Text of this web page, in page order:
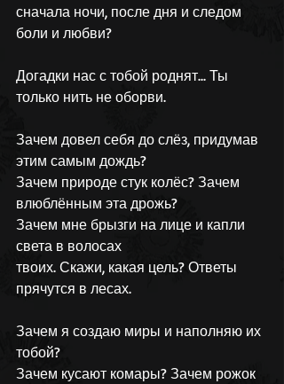
сначала ночи, после дня и следом
боли и любви?
Догадки нас с тобой роднят... Ты
только нить не оборви.
Зачем довел себя до слёз, придумав
этим самым дождь?
Зачем природе стук колёс? Зачем
влюблённым эта дрожь?
Зачем мне брызги на лице и капли
света в волосах
твоих. Скажи, какая цель? Ответы
прячутся в лесах.
Зачем я создаю миры и наполняю их
тобой?
Зачем кусают комары? Зачем рожок